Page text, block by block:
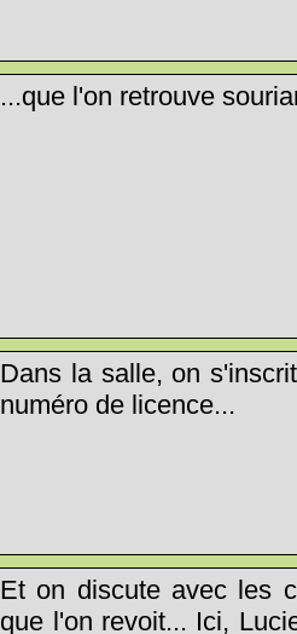
...que l'on retrouve
Dans la salle, on
numéro de licence...
Et on discute avec les
que l'on revoit... Ici,